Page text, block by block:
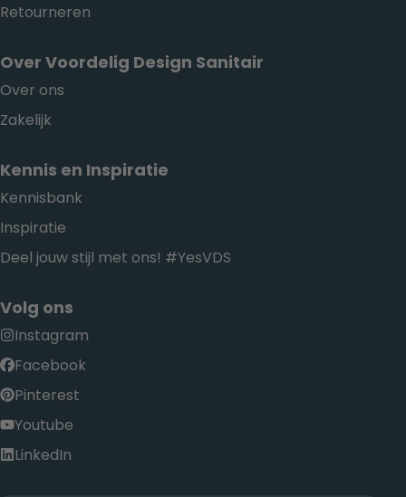
Retourneren
Over Voordelig Design Sanitair
Over ons
Zakelijk
Kennis en Inspiratie
Kennisbank
Inspiratie
Deel jouw stijl met ons! #YesVDS
Volg ons
Instagram
Facebook
Pinterest
Youtube
LinkedIn